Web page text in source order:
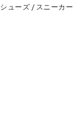
シューズ スニーカー